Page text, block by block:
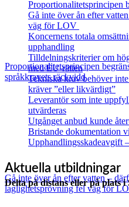
Proportionalitetsprincipen
språkkravets räckvidd
Gå inte över ån efter vatten –
laglighetsprövning fel väg för
Proportionalitetsprincipen
Gå inte över ån efter
väg för LOV
Koncernens totala
upphandling
Tilldelningskriterier om
med EU‑rätten
Tekniska krav behöver
kräver ”eller likvärdigt”
Leverantör som inte
utvärderas
Utgånget anbud kunde
Bristande dokumentation
Upphandlingsskadeavgift
Aktuella utbildningar
Delta på distans eller på plats